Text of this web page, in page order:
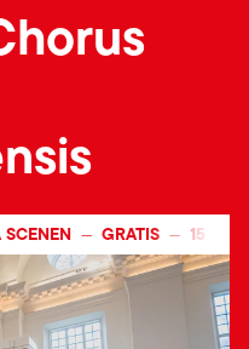
— GRATIS — 15